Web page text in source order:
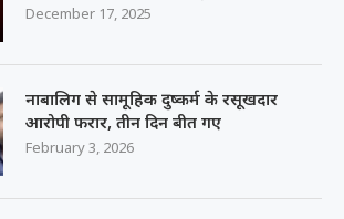
December 17, 2025
नाबालिग से सामूहिक दुष्कर्म के रसूखदार
आरोपी फरार, तीन दिन बीत गए
February 3, 2026